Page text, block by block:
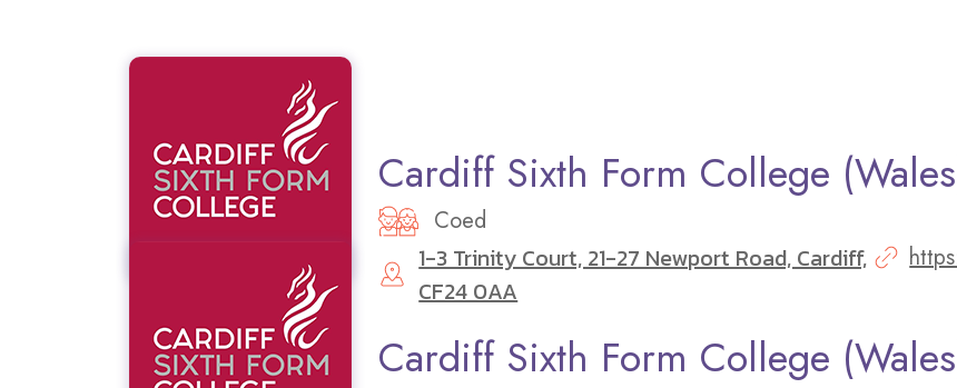
Cardiff Sixth Form College
Coed
1-3 Trinity Court, 21-27 Newport Road, Cardiff,
CF24 0AA
Cardiff Sixth Form College